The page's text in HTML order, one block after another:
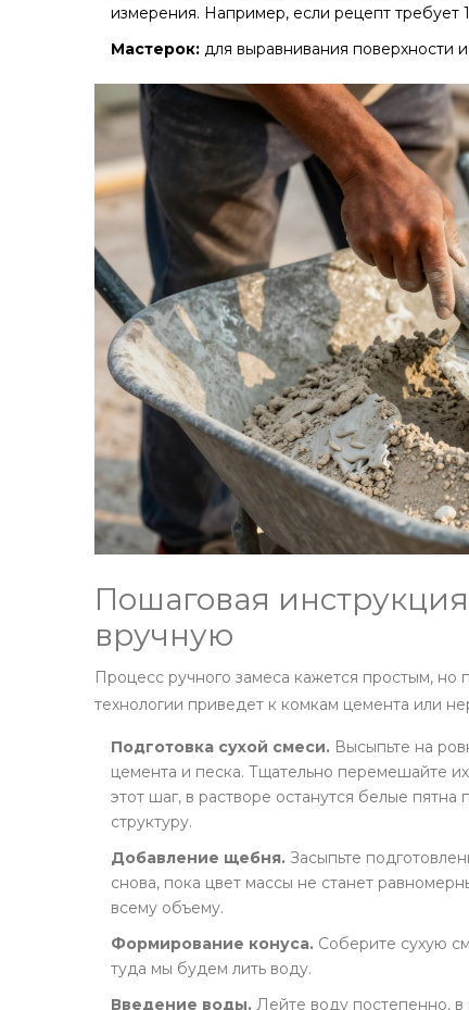
измерения. Например, если рецепт требует
Мастерок: для выравнивания поверхности
Пошаговая
вручную
Процесс ручного замеса кажется простым,
технологии приведет к комкам цемента или
Подготовка сухой смеси. Высыпьте на
цемента и песка. Тщательно перемешайте
этот шаг, в растворе останутся белые
структуру.
Добавление щебня. Засыпьте
снова, пока цвет массы не станет
всему объему.
Формирование конуса. Соберите сухую
туда мы будем лить воду.
Введение воды. Лейте воду постепенно,